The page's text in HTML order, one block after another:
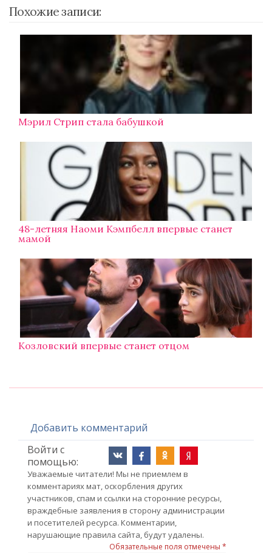
Похожие записи:
Мэрил Стрип стала бабушкой
48-летняя Наоми Кэмпбелл впервые станет
мамой
Козловский впервые станет отцом
Добавить комментарий
Войти с
помощью:
Уважаемые читатели! Мы не приемлем в
комментариях мат, оскорбления других
участников, спам и ссылки на сторонние ресурсы,
враждебные заявления в сторону администрации
и посетителей ресурса. Комментарии,
нарушающие правила сайта, будут удалены.
Обязательные поля отмечены *